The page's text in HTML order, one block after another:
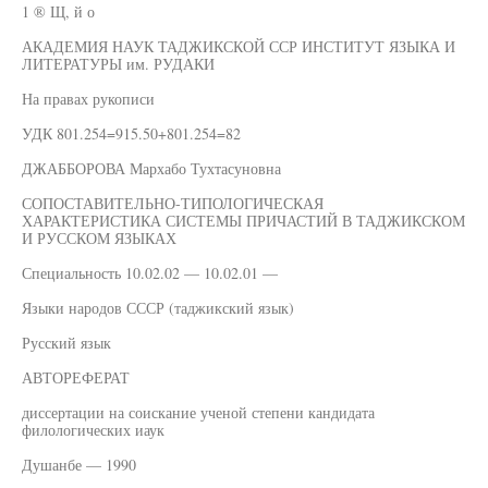
1 ® Щ, й о
АКАДЕМИЯ НАУК ТАДЖИКСКОЙ ССР ИНСТИТУТ ЯЗЫКА И
ЛИТЕРАТУРЫ им. РУДАКИ
На правах рукописи
УДК 801.254=915.50+801.254=82
ДЖАББОРОВА Мархабо Тухтасуновна
СОПОСТАВИТЕЛЬНО-ТИПОЛОГИЧЕСКАЯ
ХАРАКТЕРИСТИКА СИСТЕМЫ ПРИЧАСТИЙ В ТАДЖИКСКОМ
И РУССКОМ ЯЗЫКАХ
Специальность 10.02.02 — 10.02.01 —
Языки народов СССР (таджикский язык)
Русский язык
АВТОРЕФЕРАТ
диссертации на соискание ученой степени кандидата
филологических иаук
Душанбе — 1990